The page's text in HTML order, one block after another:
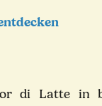
di Latte in